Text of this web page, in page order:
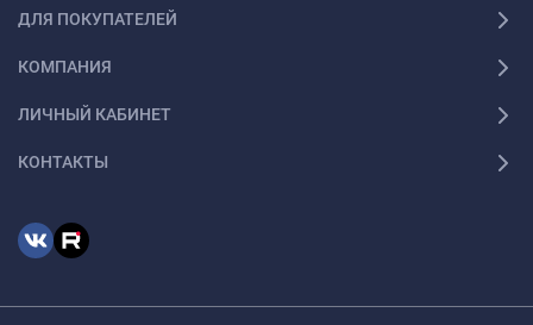
ДЛЯ ПОКУПАТЕЛЕЙ
КОМПАНИЯ
ЛИЧНЫЙ КАБИНЕТ
КОНТАКТЫ